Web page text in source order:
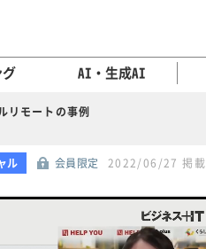
AI・生成AI
リモートの事例
ル 会員限定 2022/06/27 掲載